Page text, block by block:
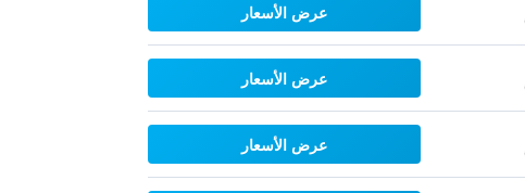
عرض الأسعار
عرض الأسعار
عرض الأسعار